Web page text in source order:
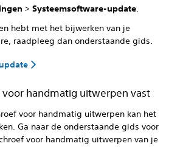
> Systeemsoftware-update.
hebt met het bijwerken van je
raadpleeg dan onderstaande gids.
voor handmatig uitwerpen vast
voor handmatig uitwerpen kan het
Ga naar de onderstaande gids voor
voor handmatig uitwerpen van je